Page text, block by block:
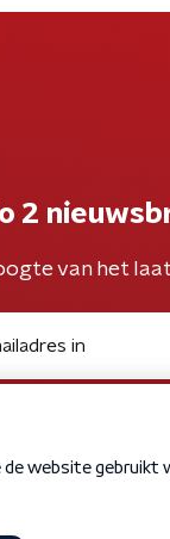
2
van het